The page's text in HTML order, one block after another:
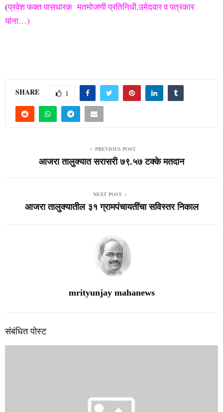
(प्रवेश फक्त पासधारक मतमोजणी प्रतिनिधी,उमेदवार व पत्रकार
यांना…)
SHARE 1
PREVIOUS POST
आजरा तालुक्यात सरासरी ७९.५७ टक्के मतदान
NEXT POST
आजरा तालुक्यातील ३१ ग्रामपंचायतींचा सविस्तर निकाल
mrityunjay mahanews
संबंधित पोस्ट